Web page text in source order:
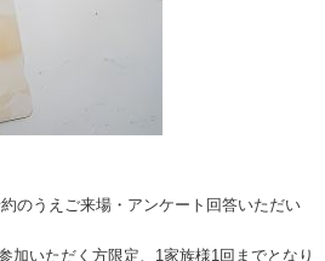
のうえご来場・アンケート回答いただい
加いただく方限定、1家族様1回までとなり